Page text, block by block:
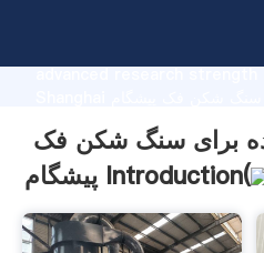
advanced research
supplier create the value
customers.
برای سنگ شکن فک
پیشگام Introduction(